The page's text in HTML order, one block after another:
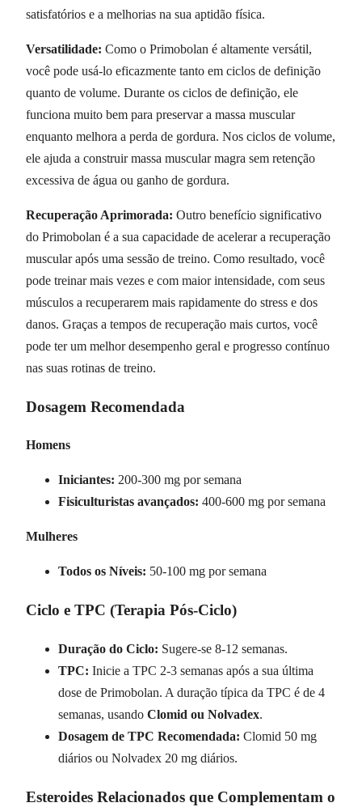
satisfatórios e a melhorias na sua aptidão física.
Versatilidade: Como o Primobolan é altamente versátil,
você pode usá-lo eficazmente tanto em ciclos de definição
quanto de volume. Durante os ciclos de definição, ele
funciona muito bem para preservar a massa muscular
enquanto melhora a perda de gordura. Nos ciclos de volume,
ele ajuda a construir massa muscular magra sem retenção
excessiva de água ou ganho de gordura.
Recuperação Aprimorada: Outro benefício significativo
do Primobolan é a sua capacidade de acelerar a recuperação
muscular após uma sessão de treino. Como resultado, você
pode treinar mais vezes e com maior intensidade, com seus
músculos a recuperarem mais rapidamente do stress e dos
danos. Graças a tempos de recuperação mais curtos, você
pode ter um melhor desempenho geral e progresso contínuo
nas suas rotinas de treino.
Dosagem Recomendada
Homens
Iniciantes: 200-300 mg por semana
Fisiculturistas avançados: 400-600 mg por semana
Mulheres
Todos os Níveis: 50-100 mg por semana
Ciclo e TPC (Terapia Pós-Ciclo)
Duração do Ciclo: Sugere-se 8-12 semanas.
TPC: Inicie a TPC 2-3 semanas após a sua última
dose de Primobolan. A duração típica da TPC é de 4
semanas, usando Clomid ou Nolvadex.
Dosagem de TPC Recomendada: Clomid 50 mg
diários ou Nolvadex 20 mg diários.
Esteroides Relacionados que Complementam o